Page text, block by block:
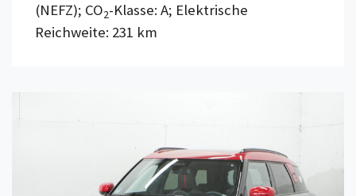
(NEFZ); CO2-Klasse: A; Elektrische
Reichweite: 231 km